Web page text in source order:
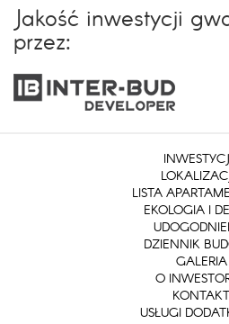
Jakość inwestycji
przez:
LISTA
EKOLOGIA I
DZIENNIK
GALERIA
O
KONTAKT
USŁUGI